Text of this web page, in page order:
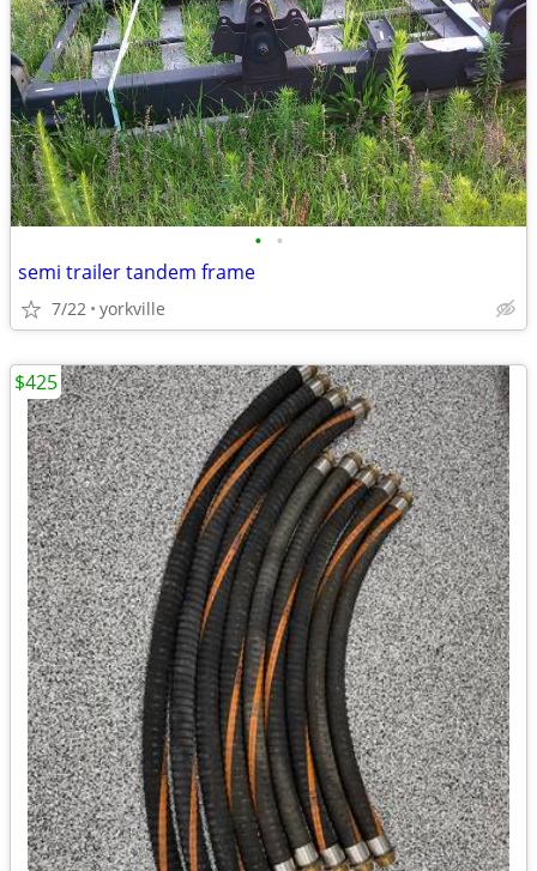
• •
semi trailer tandem frame
7/22 yorkville
$425